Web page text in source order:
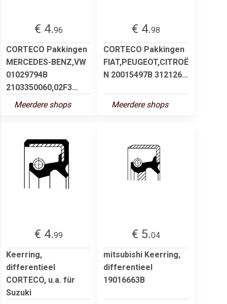
€ 4.96
CORTECO Pakkingen
MERCEDES-BENZ,VW
01029794B
2103350060,02F3...
Meerdere shops
€ 4.98
CORTECO Pakkingen
FIAT,PEUGEOT,CITROË
N 20015497B 312126...
Meerdere shops
€ 4.99
Keerring,
differentieel
CORTECO, u.a. für
Suzuki
€ 5.04
mitsubishi Keerring,
differentieel
19016663B